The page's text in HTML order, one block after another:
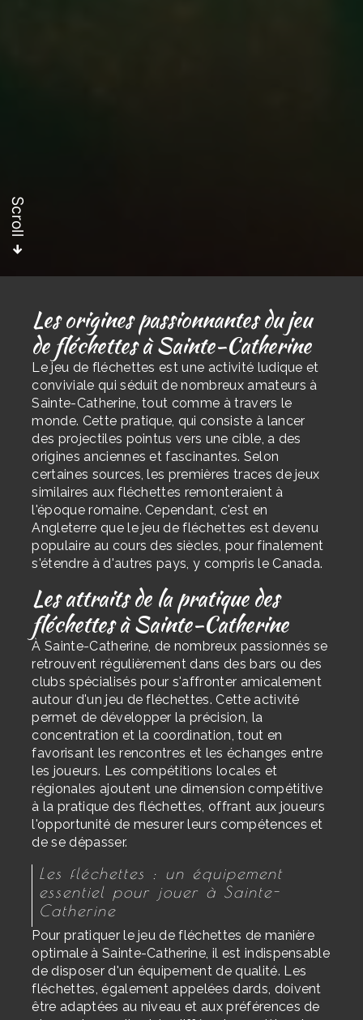
Scroll
Les origines passionnantes du jeu
de fléchettes à Sainte-Catherine
Le jeu de fléchettes est une activité ludique et
conviviale qui séduit de nombreux amateurs à
Sainte-Catherine, tout comme à travers le
monde. Cette pratique, qui consiste à lancer
des projectiles pointus vers une cible, a des
origines anciennes et fascinantes. Selon
certaines sources, les premières traces de jeux
similaires aux fléchettes remonteraient à
l'époque romaine. Cependant, c'est en
Angleterre que le jeu de fléchettes est devenu
populaire au cours des siècles, pour finalement
s'étendre à d'autres pays, y compris le Canada.
Les attraits de la pratique des
fléchettes à Sainte-Catherine
À Sainte-Catherine, de nombreux passionnés se
retrouvent régulièrement dans des bars ou des
clubs spécialisés pour s'affronter amicalement
autour d'un jeu de fléchettes. Cette activité
permet de développer la précision, la
concentration et la coordination, tout en
favorisant les rencontres et les échanges entre
les joueurs. Les compétitions locales et
régionales ajoutent une dimension compétitive
à la pratique des fléchettes, offrant aux joueurs
l'opportunité de mesurer leurs compétences et
de se dépasser.
Les fléchettes : un équipement
essentiel pour jouer à Sainte-
Catherine
Pour pratiquer le jeu de fléchettes de manière
optimale à Sainte-Catherine, il est indispensable
de disposer d'un équipement de qualité. Les
fléchettes, également appelées dards, doivent
être adaptées au niveau et aux préférences de